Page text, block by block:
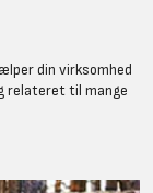
din virksomhed
relateret til mange